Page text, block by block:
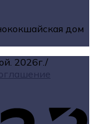
дом
2026г. /